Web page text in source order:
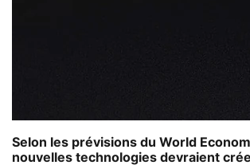
Selon les prévisions du World
nouvelles technologies devraient